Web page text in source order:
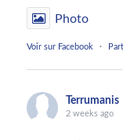
Photo
Voir sur Facebook ·
Terrumanis
2 weeks ago